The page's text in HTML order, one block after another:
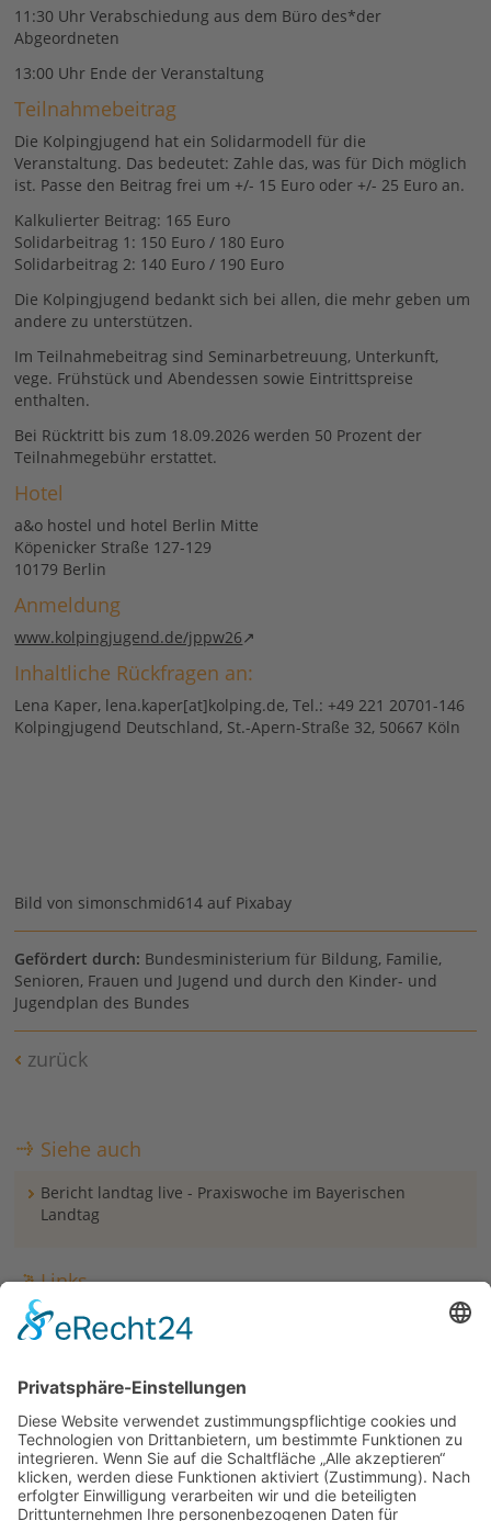
11:30 Uhr Verabschiedung aus dem Büro des*der
Abgeordneten
13:00 Uhr Ende der Veranstaltung
Teilnahmebeitrag
Die Kolpingjugend hat ein Solidarmodell für die
Veranstaltung. Das bedeutet: Zahle das, was für Dich möglich
ist. Passe den Beitrag frei um +/- 15 Euro oder +/- 25 Euro an.
Kalkulierter Beitrag: 165 Euro
Solidarbeitrag 1: 150 Euro / 180 Euro
Solidarbeitrag 2: 140 Euro / 190 Euro
Die Kolpingjugend bedankt sich bei allen, die mehr geben um
andere zu unterstützen.
Im Teilnahmebeitrag sind Seminarbetreuung, Unterkunft,
vege. Frühstück und Abendessen sowie Eintrittspreise
enthalten.
Bei Rücktritt bis zum 18.09.2026 werden 50 Prozent der
Teilnahmegebühr erstattet.
Hotel
a&o hostel und hotel Berlin Mitte
Köpenicker Straße 127-129
10179 Berlin
Anmeldung
www.kolpingjugend.de/jppw26
Inhaltliche Rückfragen an:
Lena Kaper, lena.kaper[at]kolping.de, Tel.: +49 221 20701-146
Kolpingjugend Deutschland, St.-Apern-Straße 32, 50667 Köln
Bild von simonschmid614 auf Pixabay
Gefördert durch: Bundesministerium für Bildung, Familie,
Senioren, Frauen und Jugend und durch den Kinder- und
Jugendplan des Bundes
zurück
Siehe auch
Bericht landtag live - Praxiswoche im Bayerischen
Landtag
Links
Informationen und Anmeldung zur Jugendpolitischen
Praxiswoche
Plakat herunterladen
Downloads